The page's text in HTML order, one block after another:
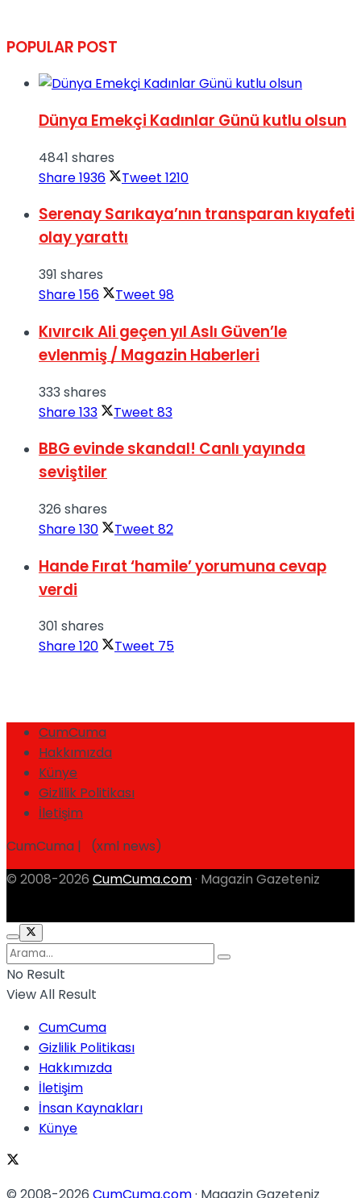
POPULAR POST
Dünya Emekçi Kadınlar Günü kutlu olsun
4841 shares
Share1936 Tweet 1210
Serenay Sarıkaya’nın transparan kıyafeti
olay yarattı
391 shares
Share156 Tweet 98
Kıvırcık Ali geçen yıl Aslı Güven’le
evlenmiş / Magazin Haberleri
333 shares
Share133 Tweet 83
BBG evinde skandal! Canlı yayında
seviştiler
326 shares
Share130 Tweet 82
Hande Fırat ‘hamile’ yorumuna cevap
verdi
301 shares
Share120 Tweet 75
CumCuma
Hakkımızda
Künye
Gizlilik Politikası
İletişim
CumCuma | (xml news)
© 2008-2026 CumCuma.com · Magazin Gazeteniz
No Result
View All Result
CumCuma
Gizlilik Politikası
Hakkımızda
İletişim
İnsan Kaynakları
Künye